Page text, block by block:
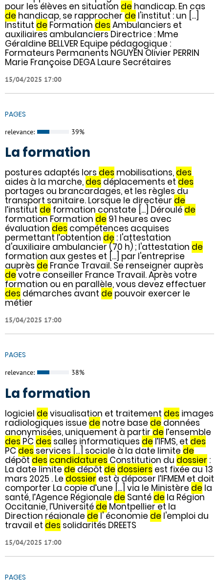
pour les élèves en situation de handicap. En cas
de handicap, se rapprocherde l'institut : un [...]
Institut de Formation des Ambulanciers et
auxiliaires ambulanciers Directrice : Mme
Géraldine BELLVER Equipe pédagogique :
Formateurs Permanents NGUYEN Olivier PERRIN
Marie Françoise DEGA Laure Secrétaires
15/04/2025 17:00
PAGES
relevance: 39%
La formation
postures adaptés lors des mobilisations, des
aides à la marche, desdéplacements etdes
portages ou brancardages, et les règles du
transport sanitaire. Lorsque le directeur de
l’institut de formation constate [...] Dérouléde
formation Formation de 91 heures avec
évaluation des compétences acquises
permettant l’obtention de : l'attestation
d'auxiliaire ambulancier (70 h) ; l'attestation de
formation aux gestes et [...] par l'entreprise
auprès de France Travail. Se renseigner auprès
devotre conseiller France Travail. Après votre
formation ou en parallèle, vous devez effectuer
des démarches avant de pouvoir exercer le
métier
15/04/2025 17:00
PAGES
relevance: 38%
La formation
logiciel de visualisation et traitement des images
radiologiques issue de notre base de données
anonymisées, uniquement à partirde l’ensemble
des PC des salles informatiques del’IFMS, et des
PCdes services [...] sociale à la date limite de
dépôtdes candidatures Constitution du dossier :
La date limitededépôtde dossiers est fixée au 13
mars 2025 . Ledossier est à déposer l’IFMEM et doit
comporter La copie d’une [...] via le Ministère de la
santé, l’Agence Régionale de Santé de la Région
Occitanie, l’Université de Montpellier et la
Direction régionale del' économie de l'emploi du
travail et des solidarités DREETS
15/04/2025 17:00
PAGES